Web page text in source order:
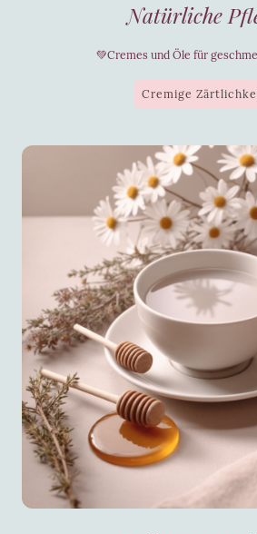
Natürliche
💚Cremes und Öle für
Cremige